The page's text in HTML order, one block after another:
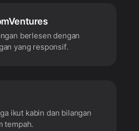
berlesen dengan
yang responsif.
ikut kabin dan bilangan
tempah.